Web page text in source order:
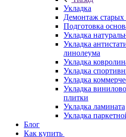
Укладка
Демонтаж
Подготовка
Укладка
Укладка
линолеума
Укладка
Укладка
Укладка
Укладка
плитки
Укладка ламината
Укладка
Блог
Как купить